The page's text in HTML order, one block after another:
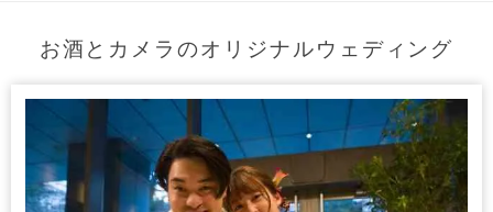
お酒とカメラのオリジナルウェディング